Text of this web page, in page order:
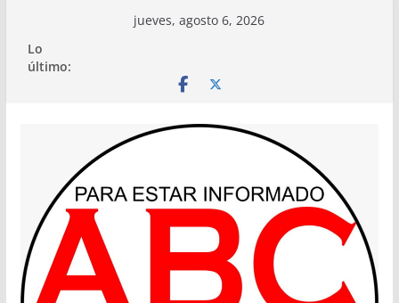
contenido
jueves, agosto 6, 2026
Lo
último: